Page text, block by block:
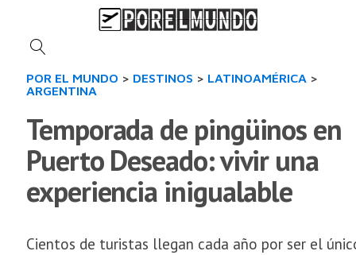
POR EL MUNDO > DESTINOS > LATINOAMÉRICA >
ARGENTINA
Temporada de pingüinos en
Puerto Deseado: vivir una
experiencia inigualable
Cientos de turistas llegan cada año por ser el